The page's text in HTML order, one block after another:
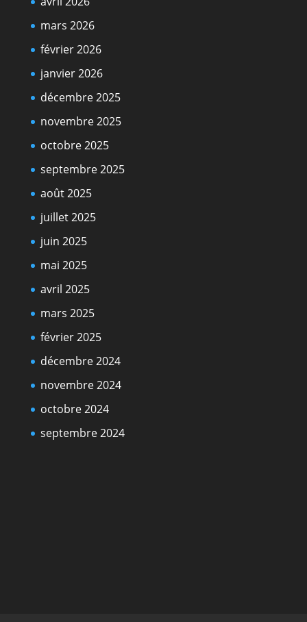
mars 2026
février 2026
janvier 2026
décembre 2025
novembre 2025
octobre 2025
septembre 2025
août 2025
juillet 2025
juin 2025
mai 2025
avril 2025
mars 2025
février 2025
décembre 2024
novembre 2024
octobre 2024
septembre 2024